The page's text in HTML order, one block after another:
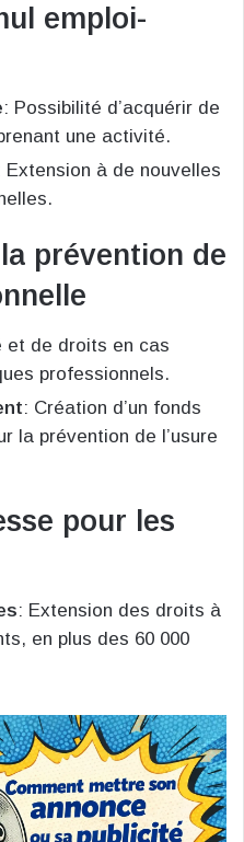
emploi-
: Possibilité d’acquérir de
une activité.
Extension à de nouvelles
prévention de
et de droits en cas
professionnels.
: Création d’un fonds
la prévention de l’usure
pour les
: Extension des droits à
en plus des 60 000